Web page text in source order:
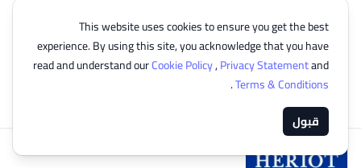
Bachelor of Economics in Finance
Master of Economics in Finance
This website uses cookies to ensure you get the best
experience. By using this site, you acknowledge that you have
read and understand ourCookie Policy,Privacy Statementand
Terms & Conditions
.
قبول